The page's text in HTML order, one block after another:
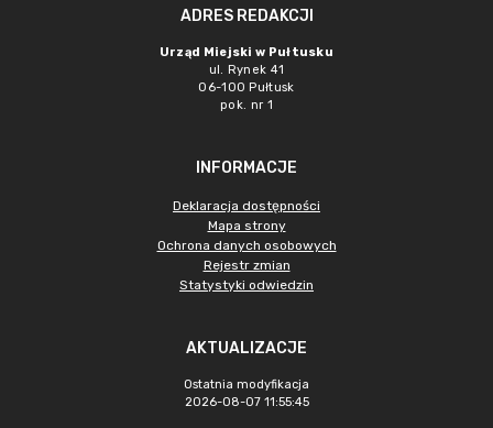
ADRES REDAKCJI
Urząd Miejski w Pułtusku
ul. Rynek 41
06-100 Pułtusk
pok. nr 1
INFORMACJE
Deklaracja dostępności
Mapa strony
Ochrona danych osobowych
Rejestr zmian
Statystyki odwiedzin
AKTUALIZACJE
Ostatnia modyfikacja
2026-08-07 11:55:45